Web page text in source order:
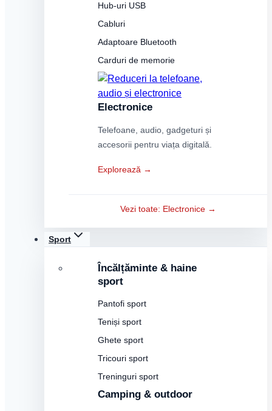
Hub-uri USB
Cabluri
Adaptoare Bluetooth
Carduri de memorie
Electronice
Telefoane, audio, gadgeturi și
accesorii pentru viața digitală.
Explorează →
Vezi toate: Electronice →
Sport
Încălțăminte & haine
sport
Pantofi sport
Teniși sport
Ghete sport
Tricouri sport
Treninguri sport
Camping & outdoor